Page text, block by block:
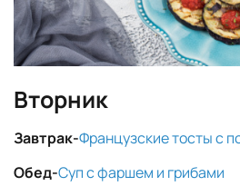
Вторник
Завтрак-Французские тосты с
Обед-Суп с фаршем и грибами